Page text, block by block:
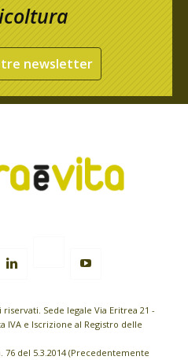
newsletter
Sede legale Via Eritrea 21 -
IVA e Iscrizione al Registro delle
del 5.3.2014 (Precedentemente